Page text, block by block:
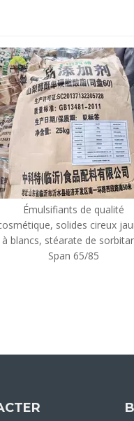
Émulsifiants de qualité
solides cireux
à blancs, stéarate de
Span 65/85